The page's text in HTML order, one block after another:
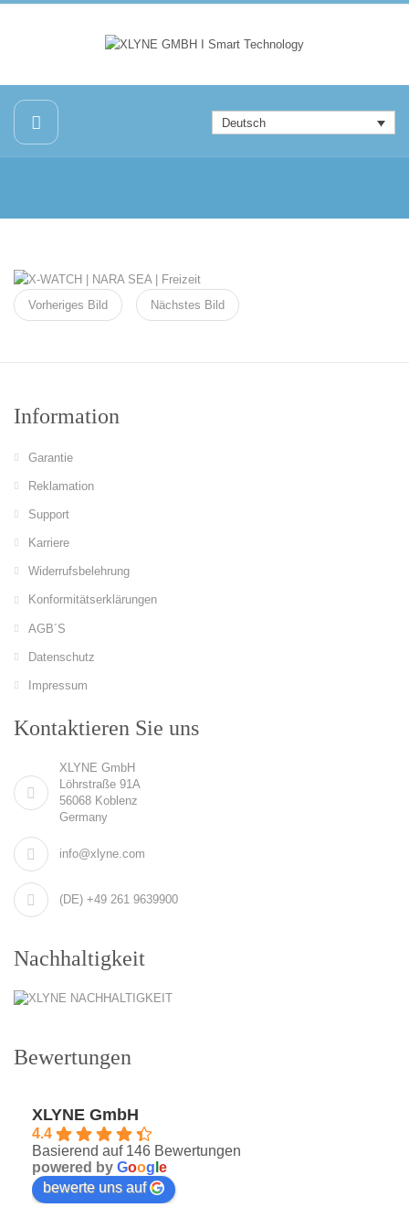
Deutsch
Vorheriges Bild Nächstes Bild
Information
Garantie
Reklamation
Support
Karriere
Widerrufsbelehrung
Konformitätserklärungen
AGB´S
Datenschutz
Impressum
Kontaktieren Sie uns
XLYNE GmbH
Löhrstraße 91A
56068 Koblenz
Germany
info@xlyne.com
(DE) +49 261 9639900
Nachhaltigkeit
Bewertungen
XLYNE GmbH
4.4
Basierend auf 146 Bewertungen
powered by Goog e
bewerte uns auf